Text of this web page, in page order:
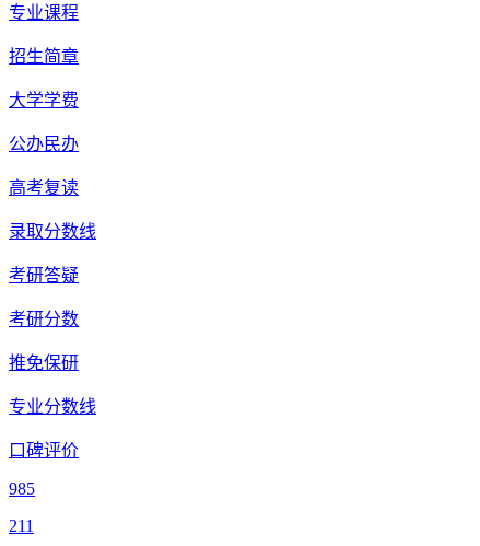
专业课程
招生简章
大学学费
公办民办
高考复读
录取分数线
考研答疑
考研分数
推免保研
专业分数线
口碑评价
985
211